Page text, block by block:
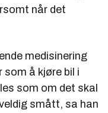
når det
medisinering
som å kjøre bil i
som om det skal
smått, sa han